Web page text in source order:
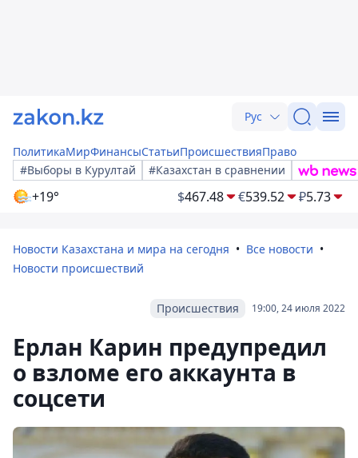
Рус
ПолитикаМирФинансыСтатьиПроисшествияПраво
#Выборы в Курултай
#Казахстан в сравнении
+19° $467.48 €539.52 ₽5.73
Новости Казахстана и мира на сегодня
Все новости
Новости происшествий
19:00, 24 июля 2022
Происшествия
Ерлан Карин предупредил
о взломе его аккаунта в
соцсети